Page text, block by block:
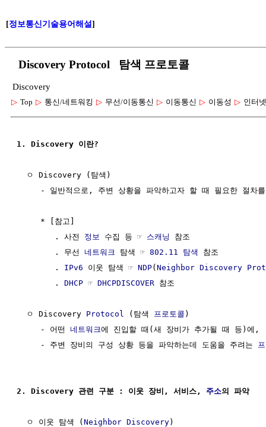
[정보통신기술용어해설]
Discovery Protocol 탐색 프로토콜
Discovery
▷ Top ▷ 통신/네트워킹 ▷ 무선/이동통신 ▷ 이동통신 ▷ 이동성 ▷ 인터
1. Discovery 이란?
  ㅇ Discovery (탐색)
- 일반적으로, 주변 상황을 파악하고자 할 때 필요한 절차
     * [참고]
        . 사전
정보 수집 등 ☞ 스캐닝
참조
        . 무선
네트워크 탐색 ☞ 802.11 탐색
참조
        .
IPv6 이웃 탐색 ☞ NDP(Neighbor Discovery
        .
DHCP ☞ DHCPDISCOVER 참조
  ㅇ Discovery
Protocol (탐색 프로토콜 )
     - 어떤
네트워크에 진입할 때(새 장비가 추가될 때 등)에,
     - 주변 장비의 구성 상황 등을 파악하는데 도움을 주려는
2. Discovery 관련 구분 : 이웃 장비, 서비스, 주소의 파악
  ㅇ 이웃 탐색 (
Neighbor Discovery)